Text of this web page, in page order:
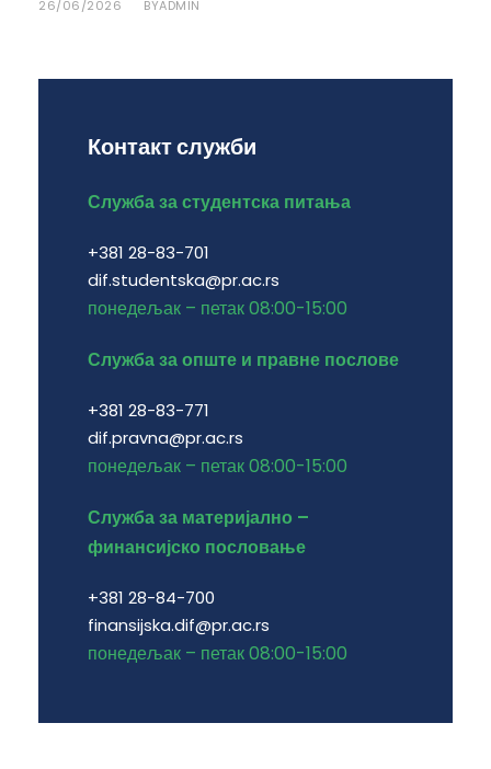
26/06/2026 BYADMIN
Контакт служби
Служба за студентска питања
+381 28-83-701
dif.studentska@pr.ac.rs
понедељак – петак 08:00-15:00
Служба за опште и правне послове
+381 28-83-771
dif.pravna@pr.ac.rs
понедељак – петак 08:00-15:00
Служба за материјално –
финансијско пословање
+381 28-84-700
finansijska.dif@pr.ac.rs
понедељак – петак 08:00-15:00